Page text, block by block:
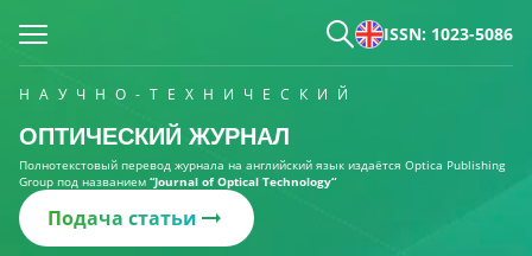
ISSN: 1023-5086
НАУЧНО-ТЕХНИЧЕСКИЙ
ОПТИЧЕСКИЙ ЖУРНАЛ
Полнотекстовый перевод журнала на английский язык издаётся Optica Publishing
Group под названием “Journal of Optical Technology“
Подача статьи